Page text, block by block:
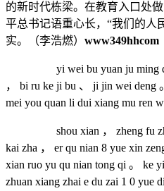
的新时代栋梁。在教育入口处
平总书记语重心长，“我们的人
实。（李浩燃） www349hhcom
yi wei bu yuan ju ming de
， bi ru ke ji bu 、 ji jin wei deng
mei you quan li dui xiang mu ren
shou xian ， zheng fu zhai
kai zha ， er qu nian 8 yue xin
xian ruo yu qu nian tong qi 。 ke
zhuan xiang zhai e du zai 1 0